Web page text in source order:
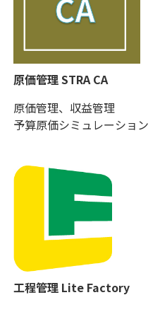
原価管理 STRA CA
原価管理、収益管理
予算原価シミュレーション
工程管理 Lite Factory